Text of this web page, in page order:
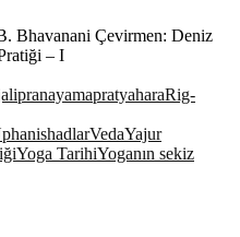
Bhavanani Çevirmen: Deniz
– I
pranayamapratyaharaRig-
VedaYajur
Yoga TarihiYoganın sekiz